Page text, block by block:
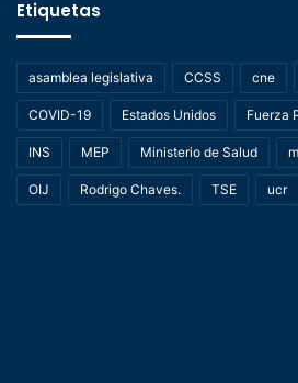
Etiquetas
asamblea legislativa CCSS cne
COVID-19 Estados Unidos Fuerza
INS MEP Ministerio de Salud
OIJ Rodrigo Chaves. TSE ucr